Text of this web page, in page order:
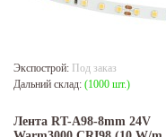
Экспострой: Под заказ
Дальний склад: (1000 шт.)
Лента RT-A98-8mm 24V